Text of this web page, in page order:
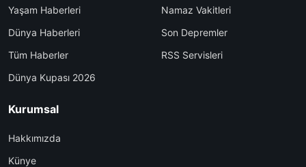
Yaşam Haberleri
Dünya Haberleri
Tüm Haberler
Dünya Kupası 2026
Namaz Vakitleri
Son Depremler
RSS Servisleri
Kurumsal
Hakkımızda
Künye